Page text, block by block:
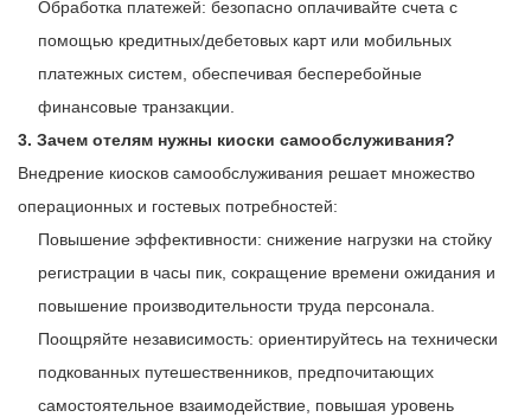
Обработка платежей: безопасно оплачивайте счета с
помощью кредитных/дебетовых карт или мобильных
платежных систем, обеспечивая бесперебойные
финансовые транзакции.
3. Зачем отелям нужны киоски самообслуживания?
Внедрение киосков самообслуживания решает множество
операционных и гостевых потребностей:
Повышение эффективности: снижение нагрузки на стойку
регистрации в часы пик, сокращение времени ожидания и
повышение производительности труда персонала.
Поощряйте независимость: ориентируйтесь на технически
подкованных путешественников, предпочитающих
самостоятельное взаимодействие, повышая уровень